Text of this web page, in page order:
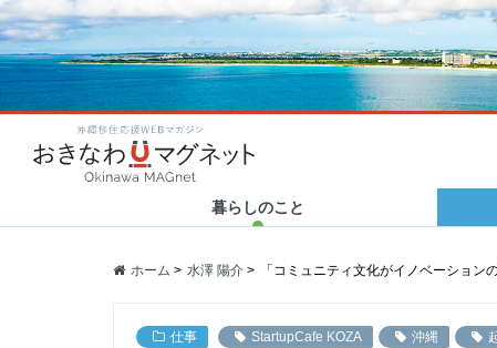
暮らしのこと
カテゴリ新着
Category new
2020.06.23
カテゴリ新着
Category new
2020.10.20
カテゴリ新着
Category new
2020.04.23
カテゴリ新着
Category new
2020.01.31
ホーム 水澤 陽介 「コミュニティ文化がイノベーショ
仕事 StartupCafe KOZA 沖縄